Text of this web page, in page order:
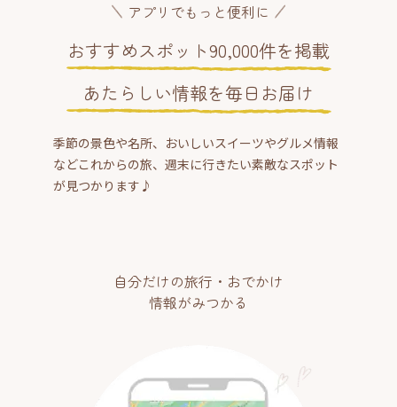
アプリでもっと便利に
おすすめスポット90,000件を掲載
あたらしい情報を毎日お届け
季節の景色や名所、おいしいスイーツやグルメ情報
などこれからの旅、週末に行きたい素敵なスポット
が見つかります♪
自分だけの旅行・おでかけ
情報がみつかる